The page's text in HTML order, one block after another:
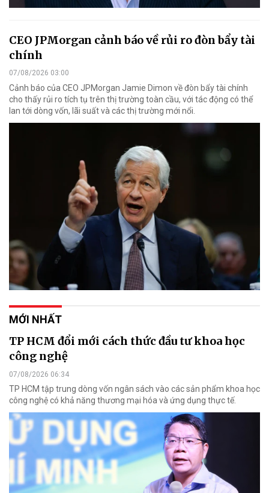
CEO JPMorgan cảnh báo về rủi ro đòn bẩy tài
chính
07/08/2026 03:00
Cảnh báo của CEO JPMorgan Jamie Dimon về đòn bẩy tài chính
cho thấy rủi ro tích tụ trên thị trường toàn cầu, với tác động có thể
lan tới dòng vốn, lãi suất và các thị trường mới nổi.
MỚI NHẤT
TP HCM đổi mới cách thức đầu tư khoa học
công nghệ
07/08/2026 06:34
TP HCM tập trung dòng vốn ngân sách vào các sản phẩm khoa học
công nghệ có khả năng thương mại hóa và ứng dụng thực tế.